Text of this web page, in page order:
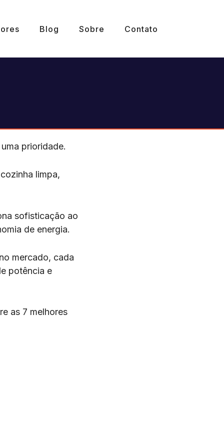
Blog Sobre Contato
prioridade.
limpa,
sofisticação ao
de energia.
mercado, cada
potência e
as 7 melhores